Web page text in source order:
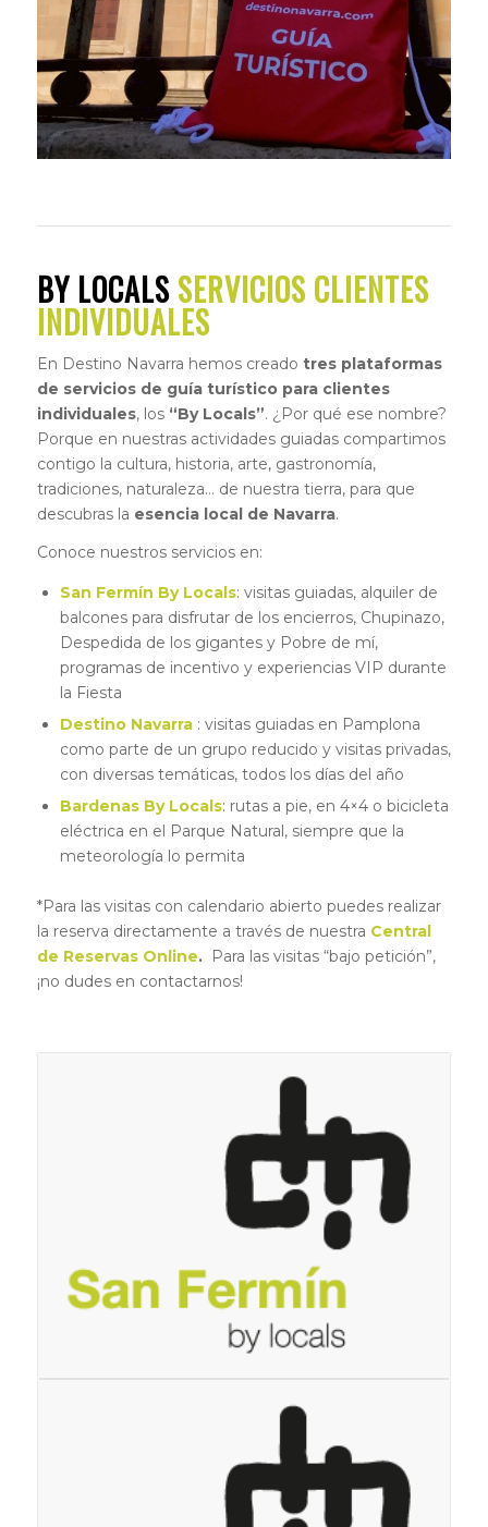
BY LOCALSSERVICIOS CLIENTES
INDIVIDUALES
En Destino Navarra hemos creado tres plataformas
de servicios de guía turístico para clientes
individuales, los “By Locals”. ¿Por qué ese nombre?
Porque en nuestras actividades guiadas compartimos
contigo la cultura, historia, arte, gastronomía,
tradiciones, naturaleza… de nuestra tierra, para que
descubras la esencia local de Navarra.
Conoce nuestros servicios en:
San Fermín By Locals: visitas guiadas, alquiler de
balcones para disfrutar de los encierros, Chupinazo,
Despedida de los gigantes y Pobre de mí,
programas de incentivo y experiencias VIP durante
la Fiesta
Destino Navarra : visitas guiadas en Pamplona
como parte de un grupo reducido y visitas privadas,
con diversas temáticas, todos los días del año
Bardenas By Locals: rutas a pie, en 4×4 o bicicleta
eléctrica en el Parque Natural, siempre que la
meteorología lo permita
*Para las visitas con calendario abierto puedes realizar
la reserva directamente a través de nuestra Central
de Reservas Online.Para las visitas “bajo petición”,
¡no dudes en contactarnos!